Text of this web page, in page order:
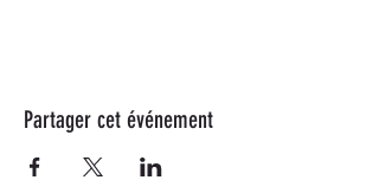
Partager cet événement